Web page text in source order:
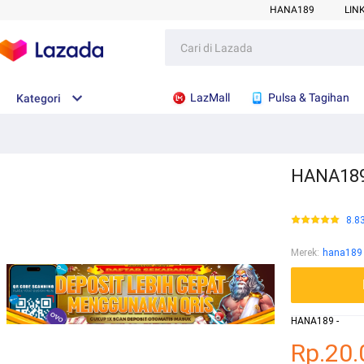
HANA189
Kategori LazMall Pulsa & Tagihan
Merek: hana189
HANA189 -